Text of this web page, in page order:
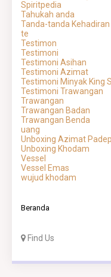
Spiritpedia
Tahukah anda
Tanda-tanda
te
Testimon
Testimoni
Testimoni Asihan
Testimoni Azimat
Testimoni Minyak King
Testimoni Trawangan
Trawangan
Trawangan Badan
Trawangan Benda
uang
Unboxing Azimat
Unboxing Khodam
Vessel
Vessel Emas
wujud khodam
Beranda
Find Us